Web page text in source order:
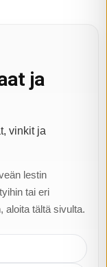
ja
vinkit ja
lestin
tai eri
aloita tältä sivulta.